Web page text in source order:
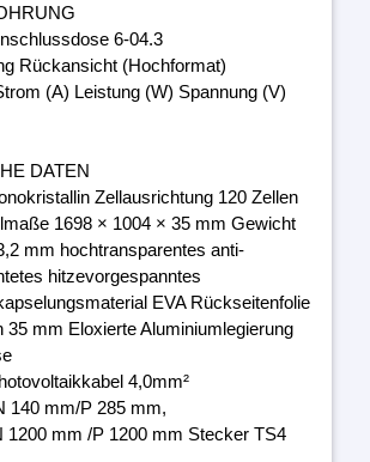
6-04.3
Rückansicht (Hochformat)
(A) Leistung (W) Spannung (V)
DATEN
Zellausrichtung 120 Zellen
1698 × 1004 × 35 mm Gewicht
mm hochtransparentes anti-
hitzevorgespanntes
EVA Rückseitenfolie
35 mm Eloxierte Aluminiumlegierung
4,0mm²
140 mm/P 285 mm,
1200 mm /P 1200 mm Stecker TS4